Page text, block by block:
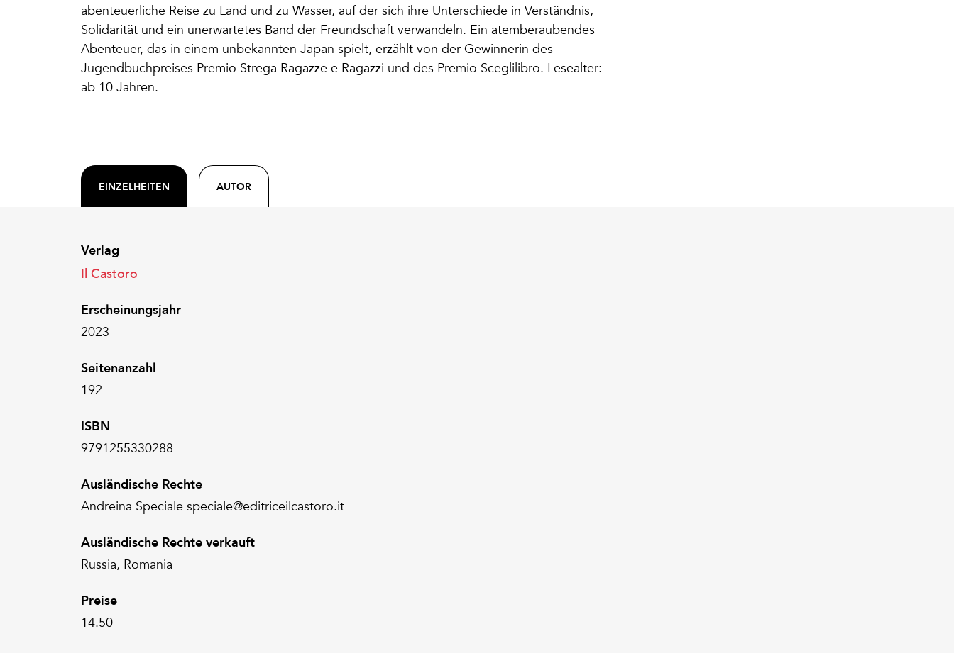
abenteuerliche Reise zu Land und zu Wasser, auf der sich ihre Unterschiede in Verständnis,
Solidarität und ein unerwartetes Band der Freundschaft verwandeln. Ein atemberaubendes
Abenteuer, das in einem unbekannten Japan spielt, erzählt von der Gewinnerin des
Jugendbuchpreises Premio Strega Ragazze e Ragazzi und des Premio Sceglilibro. Lesealter:
ab 10 Jahren.
EINZELHEITEN AUTOR
Verlag
Il Castoro
Erscheinungsjahr
2023
Seitenanzahl
192
ISBN
9791255330288
Ausländische Rechte
Andreina Speciale speciale@editriceilcastoro.it
Ausländische Rechte verkauft
Russia, Romania
Preise
14.50